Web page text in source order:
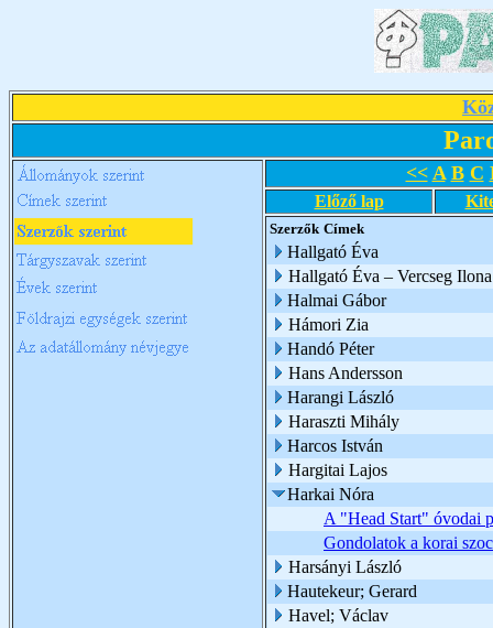
<< A B C
Előző lap
Szerzők Címek
Hallgató Éva
Hallgató Éva – Vercseg Ilona
Halmai Gábor
Hámori Zia
Handó Péter
Hans Andersson
Harangi László
Haraszti Mihály
Harcos István
Hargitai Lajos
Harkai Nóra
A "Head Start" óvodai
Gondolatok a korai
Harsányi László
Hautekeur; Gerard
Havel; Václav